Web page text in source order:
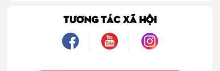
TƯƠNG TÁC XÃ HỘI